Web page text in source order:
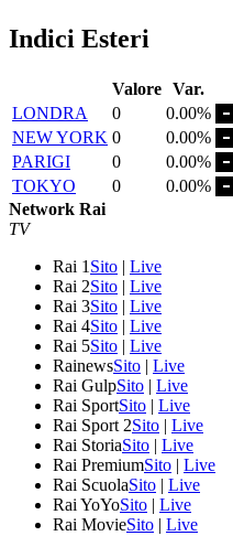
Indici Esteri
Valore Var.
LONDRA
0
0.00%
NEW YORK 0
0.00%
PARIGI
0
0.00%
TOKYO
0
0.00%
Network Rai
TV
Rai 1 Sito | Live
Rai 2Sito | Live
Rai 3Sito | Live
Rai 4Sito | Live
Rai 5Sito | Live
RainewsSito | Live
Rai GulpSito | Live
Rai SportSito | Live
Rai Sport 2Sito | Live
Rai StoriaSito | Live
Rai PremiumSito | Live
Rai ScuolaSito | Live
Rai YoYoSito | Live
Rai MovieSito | Live